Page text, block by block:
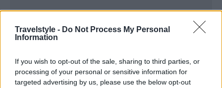
Travelstyle - Do Not Process My Personal
Information
If you wish to opt-out of the sale, sharing to third parties, or
processing of your personal or sensitive information for
targeted advertising by us, please use the below opt-out